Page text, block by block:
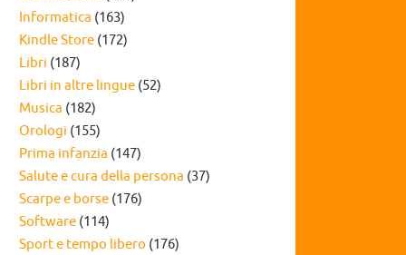
Informatica (163)
Kindle Store (172)
Libri (187)
Libri in altre lingue (52)
Musica (182)
Orologi (155)
Prima infanzia (147)
Salute e cura della persona (37)
Scarpe e borse (176)
Software (114)
Sport e tempo libero (176)